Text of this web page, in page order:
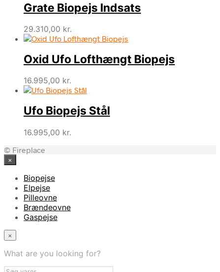
Grate Biopejs Indsats
29.310,00 kr.
Oxid Ufo Lofthængt Biopejs
16.995,00 kr.
Ufo Biopejs Stål
16.995,00 kr.
© Fireplace
×
Biopejse
Elpejse
Pilleovne
Brændeovne
Gaspejse
×
What are you looking for?